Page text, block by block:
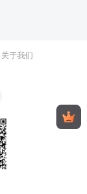
关于我们